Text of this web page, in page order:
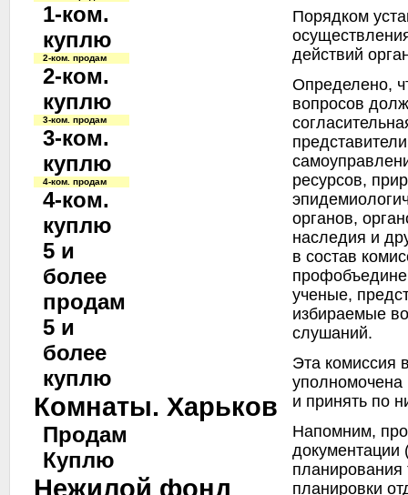
1-ком.
куплю
2-ком. продам
2-ком.
куплю
3-ком. продам
3-ком.
куплю
4-ком. продам
4-ком.
куплю
5 и
более
продам
5 и
более
куплю
Комнаты. Харьков
Продам
Куплю
Нежилой фонд
Порядком
действий
Определено,
вопросов
ресурсов,
органов,
наследия и
в состав
ученые,
избираемые
слушаний.
Эта комиссия
уполномочена
и принять по
Напомним,
документации
планирования
планировки